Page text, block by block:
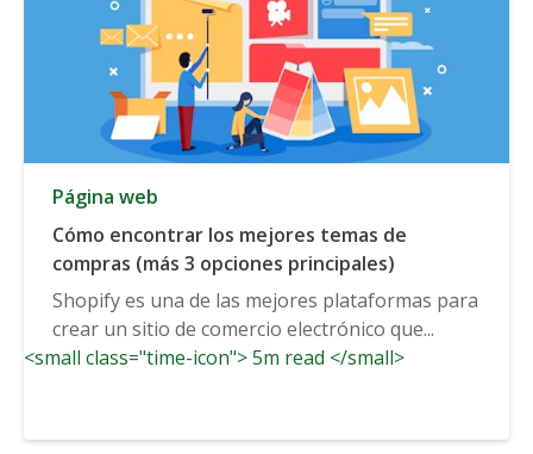
Página web
Cómo encontrar los mejores temas de
compras (más 3 opciones principales)
Shopify es una de las mejores plataformas para
crear un sitio de comercio electrónico que...
<small class="time-icon"> 5m read </small>